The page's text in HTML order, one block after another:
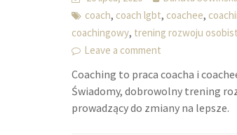
coach, coach lgbt, coachee,
coachingowy, trening rozwoju
Leave a comment
Coaching to praca coacha i
Świadomy, dobrowolny trening
prowadzący do zmiany na lepsze.